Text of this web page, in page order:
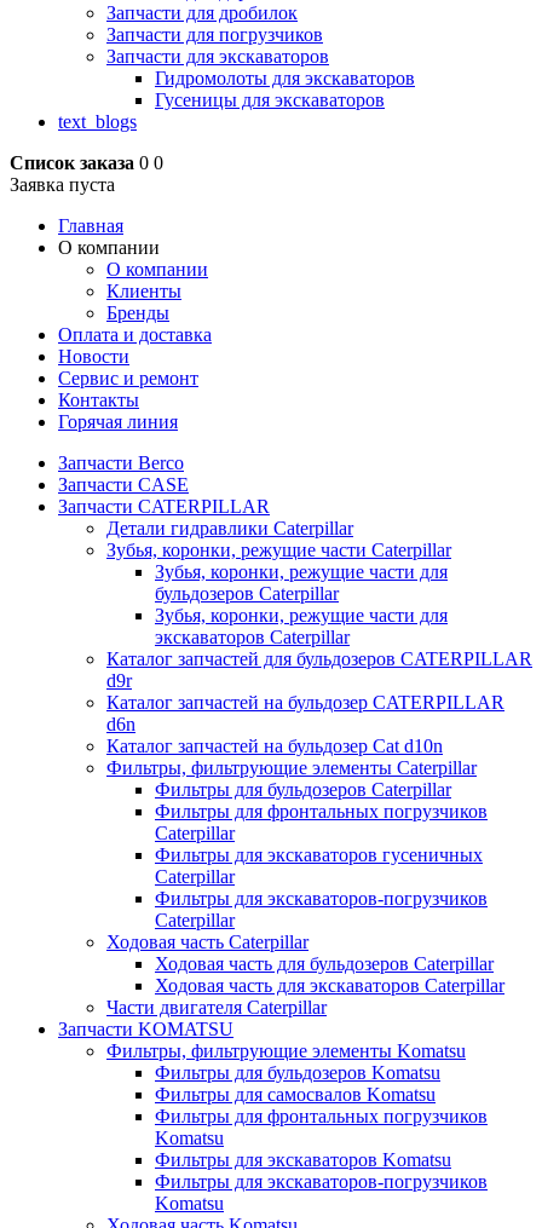
Запчасти для дробилок
Запчасти для погрузчиков
Запчасти для экскаваторов
Гидромолоты для экскаваторов
Гусеницы для экскаваторов
text_blogs
Список заказа 0 0
Заявка пуста
Главная
О компании
О компании
Клиенты
Бренды
Оплата и доставка
Новости
Сервис и ремонт
Контакты
Горячая линия
Запчасти Berco
Запчасти CASE
Запчасти CATERPILLAR
Детали гидравлики Caterpillar
Зубья, коронки, режущие части Caterpillar
Зубья, коронки, режущие части для
бульдозеров Caterpillar
Зубья, коронки, режущие части для
экскаваторов Caterpillar
Каталог запчастей для бульдозеров CATERPILLAR
d9r
Каталог запчастей на бульдозер CATERPILLAR
d6n
Каталог запчастей на бульдозер Сat d10n
Фильтры, фильтрующие элементы Caterpillar
Фильтры для бульдозеров Caterpillar
Фильтры для фронтальных погрузчиков
Caterpillar
Фильтры для экскаваторов гусеничных
Caterpillar
Фильтры для экскаваторов-погрузчиков
Caterpillar
Ходовая часть Caterpillar
Ходовая часть для бульдозеров Caterpillar
Ходовая часть для экскаваторов Caterpillar
Части двигателя Caterpillar
Запчасти KOMATSU
Фильтры, фильтрующие элементы Komatsu
Фильтры для бульдозеров Komatsu
Фильтры для самосвалов Komatsu
Фильтры для фронтальных погрузчиков
Komatsu
Фильтры для экскаваторов Komatsu
Фильтры для экскаваторов-погрузчиков
Komatsu